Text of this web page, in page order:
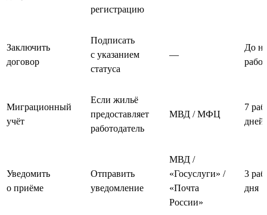
регистрацию
Заключить
договор
Подписать
с указанием
статуса
—
До
Миграционный
учёт
Если жильё
предоставляет
работодатель
МВД / МФЦ
7
дней
Уведомить
о приёме
Отправить
уведомление
МВД /
«Госуслуги» /
«Почта
России»
3
дня